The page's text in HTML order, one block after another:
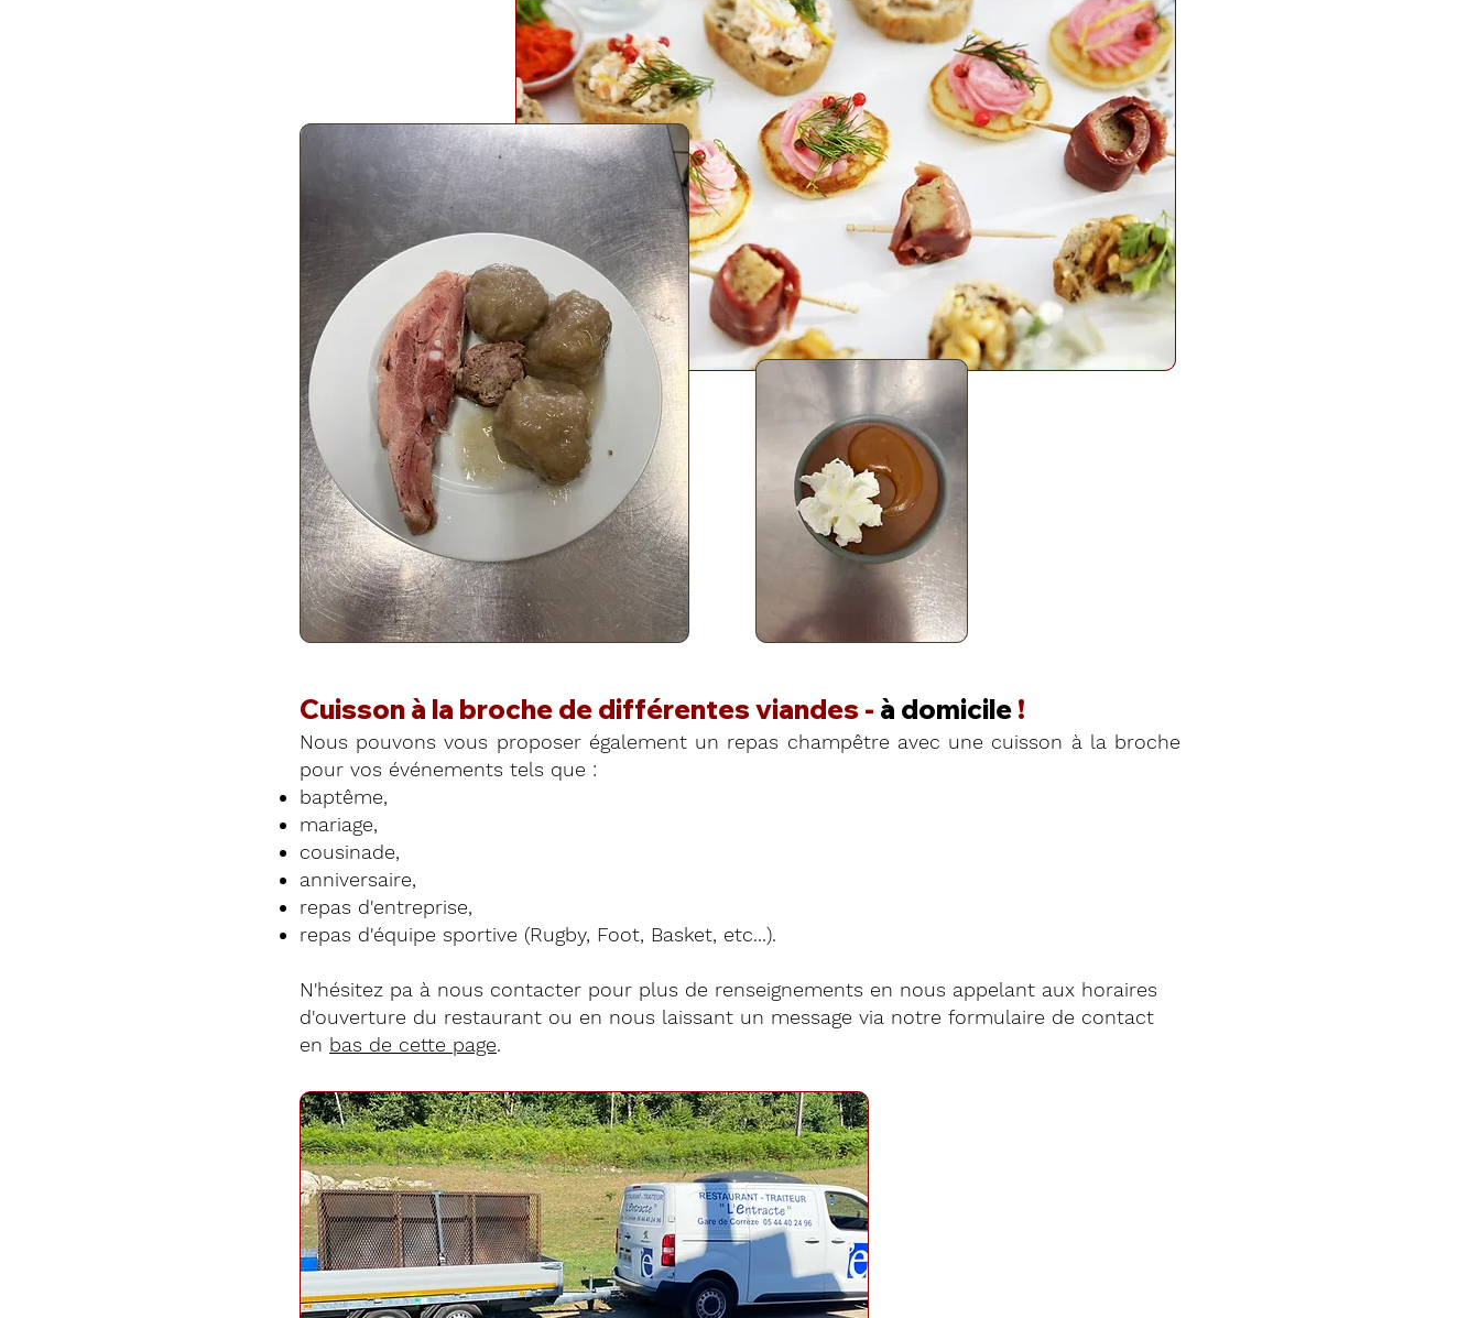
Cuisson à la broche de différentes viandes - à domicile !
Nous pouvons vous proposer également un repas champêtre avec une cuisson à la broche
pour vos événements tels que :
baptême,
mariage,
cousinade,
anniversaire,
repas d'entreprise,
repas d'équipe sportive (Rugby, Foot, Basket, etc...).
N'hésitez pa à nous contacter pour plus de renseignements en nous appelant aux horaires
d'ouverture du restaurant ou en nous laissant un message via notre formulaire de contact
en bas de cette page.